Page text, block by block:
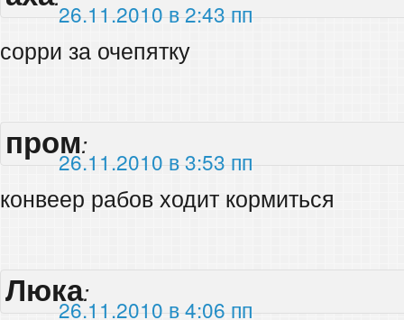
26.11.2010 в 2:43 пп
сорри за очепятку
пром:
26.11.2010 в 3:53 пп
конвеер рабов ходит кормиться
Люка:
26.11.2010 в 4:06 пп